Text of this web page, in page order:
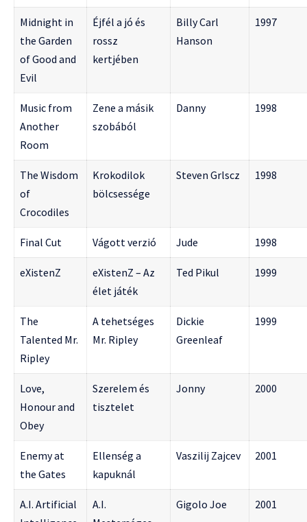
Midnight in
the Garden
of Good and
Evil
Éjfél a jó és
rossz
kertjében
Billy Carl
Hanson
1997
Music from
Another
Room
Zene a másik
szobából
Danny 1998
The Wisdom
of
Crocodiles
Krokodilok
bölcsessége
Steven Grlscz 1998
Final Cut Vágott verzió Jude 1998
eXistenZ
eXistenZ – Az
élet játék
Ted Pikul 1999
The
Talented Mr.
Ripley
A tehetséges
Mr. Ripley
Dickie
Greenleaf
1999
Love,
Honour and
Obey
Szerelem és
tisztelet
Jonny 2000
Enemy at
the Gates
Ellenség a
kapuknál
Vaszilij Zajcev 2001
A.I. Artificial
A.I.
Gigolo Joe 2001